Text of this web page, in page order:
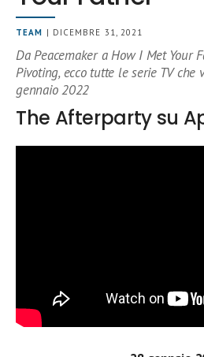
TEAM | DICEMBRE 31, 2021
Da Peacemaker a How I Met Your
Pivoting, ecco tutte le serie TV che
gennaio 2022
The Afterparty su